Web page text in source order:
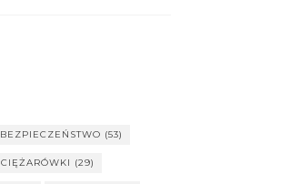
BEZPIECZEŃSTWO (53)
CIĘŻARÓWKI (29)